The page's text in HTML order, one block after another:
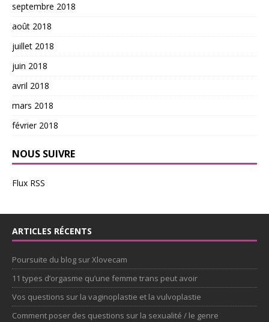
septembre 2018
août 2018
juillet 2018
juin 2018
avril 2018
mars 2018
février 2018
NOUS SUIVRE
Flux RSS
ARTICLES RÉCENTS
Poursuite du blog sur Xlovecam
11 types d’orgasme qu’une femme trans peut avoir
Vos questions sur la vaginoplastie et la vulvoplastie
Comment poser des questions sur la sexualité / le genre